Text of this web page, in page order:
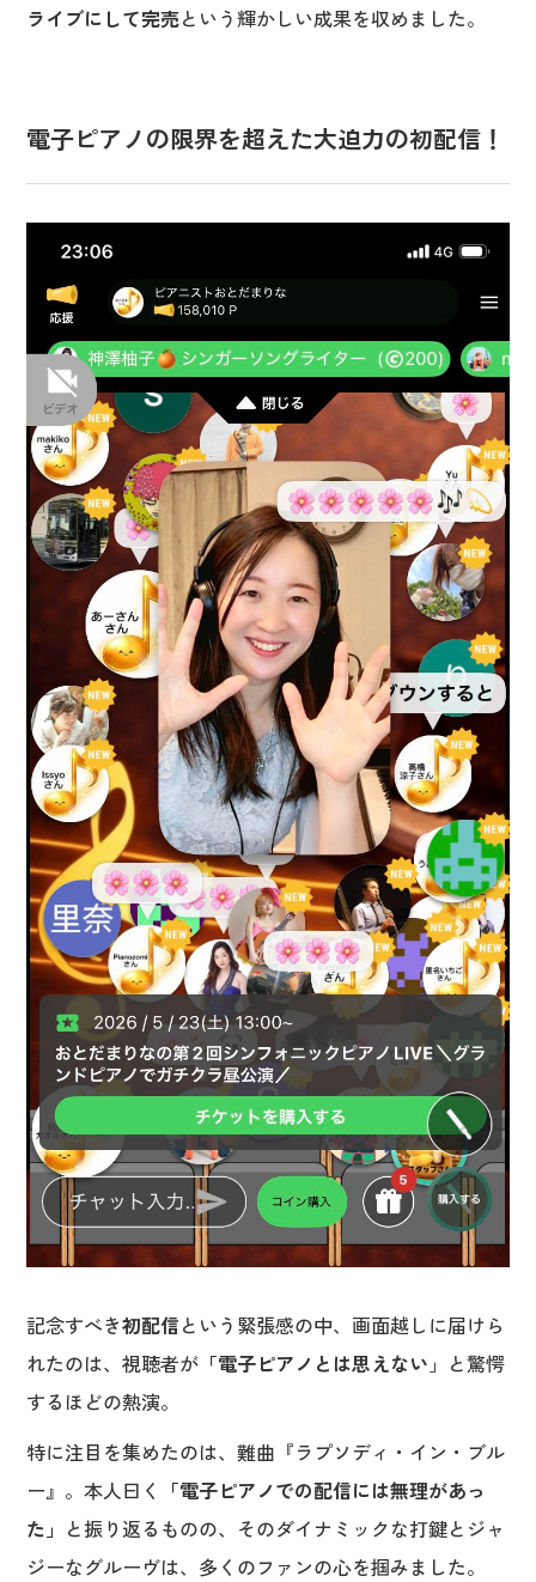
ライブにして完売という輝かしい成果を収めました。
電子ピアノの限界を超えた大迫力の初配信！
記念すべき初配信という緊張感の中、画面越しに届けら
れたのは、視聴者が 「電子ピアノとは思えない 」と驚愕
するほどの熱演。
特に注目を集めたのは、難曲『ラプソディ・イン・ブル
ー』。本人曰く
「電子ピアノでの配信には無理があっ
た」 と振り返るものの、そのダイナミックな打鍵とジャ
ジーなグルーヴは、多くのファンの心を掴みました。